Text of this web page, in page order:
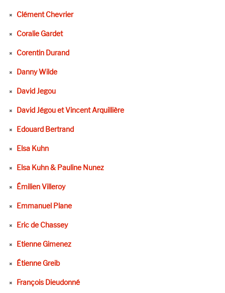
Clément Chevrier
Coralie Gardet
Corentin Durand
Danny Wilde
David Jegou
David Jégou et Vincent Arquillière
Edouard Bertrand
Elsa Kuhn
Elsa Kuhn & Pauline Nunez
Émilien Villeroy
Emmanuel Plane
Eric de Chassey
Etienne Gimenez
Étienne Greib
François Dieudonné